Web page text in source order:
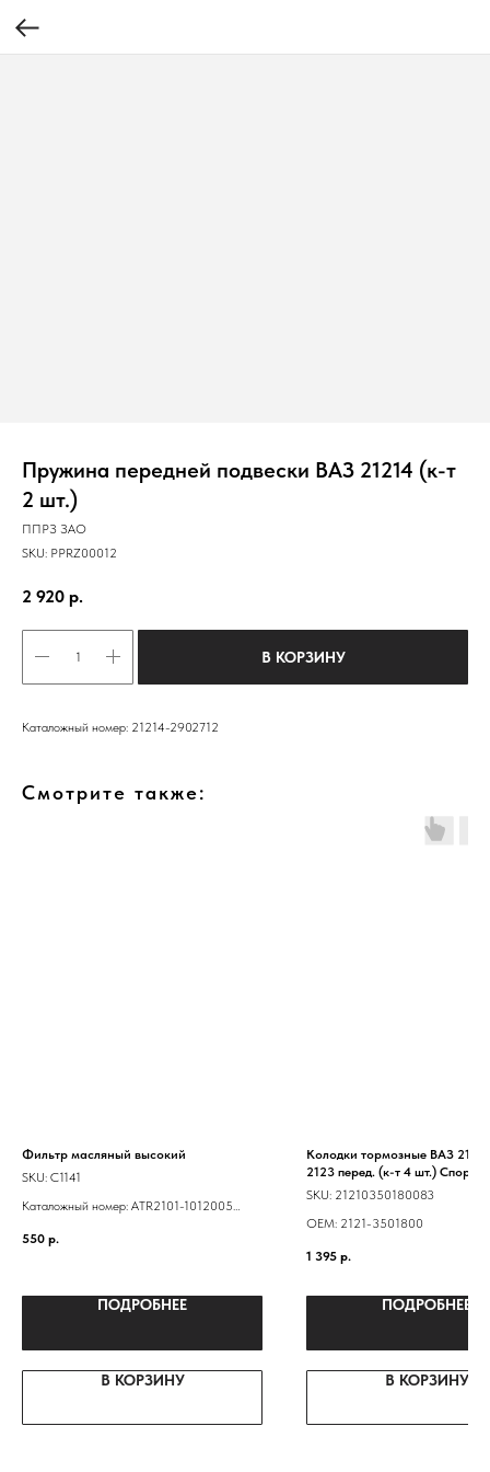
Пружина передней подвески ВАЗ 21214 (к-т
2 шт.)
ППРЗ ЗАО
SKU: PPRZ00012
2 920 р.
В КОРЗИНУ
Каталожный номер: 21214-2902712
Смотрите также:
Фильтр масляный высокий
SKU: C1141
Каталожный номер: ATR2101-1012005
21010101200583 NF-1001EURO 2101-
550 р.
ПОДРОБНЕЕ
В КОРЗИНУ
Колодки тормозные ВАЗ 2121-
2123 перед. (к-т 4 шт.) Спорт
SKU: 21210350180083
ОЕМ: 2121-3501800
1 395 р.
ПОДРОБНЕЕ
В КОРЗИНУ